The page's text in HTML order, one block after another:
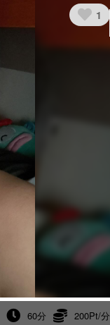
1
60分 200Pt/分